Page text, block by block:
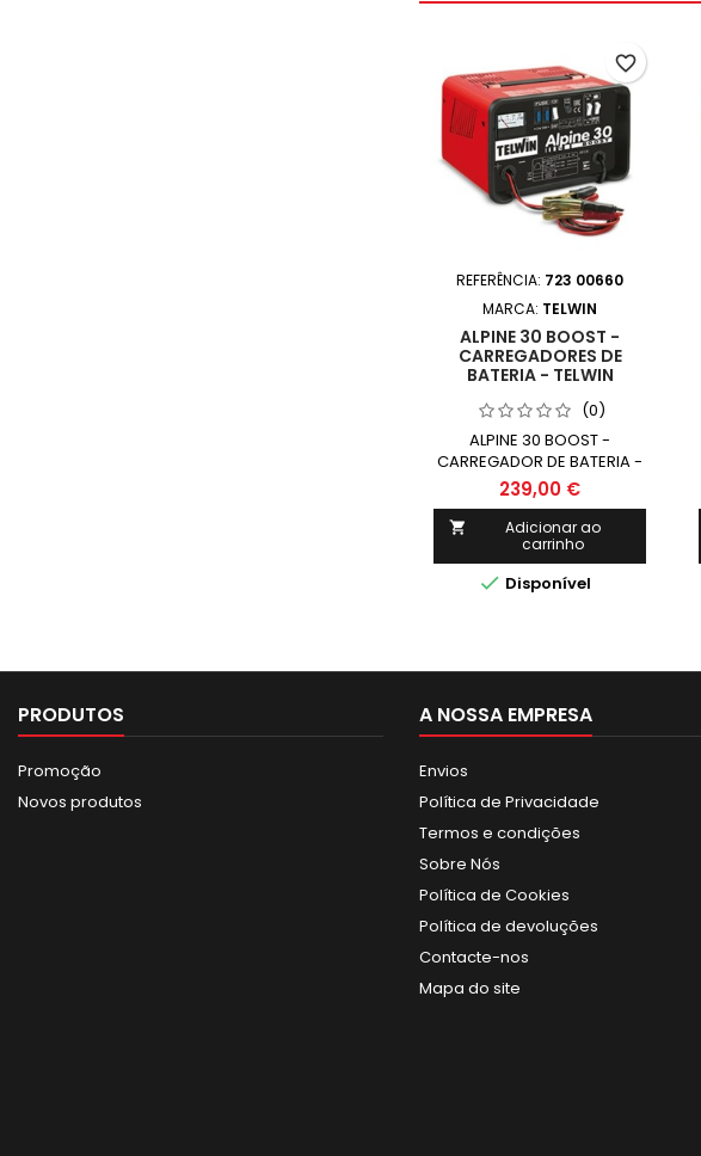
REFERÊNCIA: 723 00660
MARCA: TELWIN
ALPINE 30 BOOST -
CARREGADORES DE
BATERIA - TELWIN
(0)
ALPINE 30 BOOST -
CARREGADOR DE BATERIA -
TELWIN
239,00 €

Adicionar ao
carrinho
 Disponível
favorite_border
PRODUTOS
Promoção
Novos produtos
A NOSSA EMPRESA
Envios
Política de Privacidade
Termos e condições
Sobre Nós
Política de Cookies
Política de devoluções
Contacte-nos
Mapa do site